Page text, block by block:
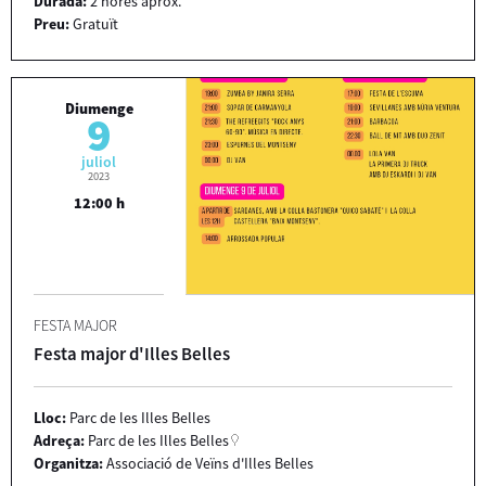
Preu:Gratuït
Diumenge
9
juliol
2023
12:00 h
FESTA MAJOR
Festa major d'Illes Belles
Lloc: Parc de les Illes Belles
Adreça: Parc de les Illes Belles
Organitza:Associació de Veïns d'Illes Belles